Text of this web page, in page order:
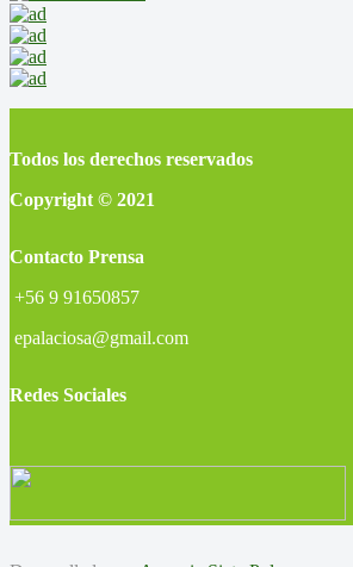
Todos los derechos reservados
Copyright © 2021
Contacto Prensa
+56 9 91650857
epalaciosa@gmail.com
Redes Sociales